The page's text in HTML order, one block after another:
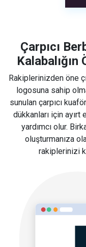
Çarpıcı
Kalabalığın
Rakiplerinizden öne
logosuna sahip
sunulan çarpıcı
dükkanları için
yardımcı olur.
oluşturmanıza
rakiplerinizi